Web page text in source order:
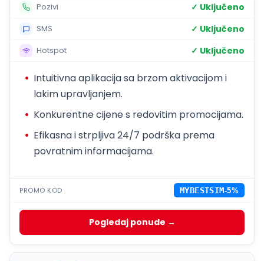
Pozivi ✓ Uključeno
SMS ✓ Uključeno
Hotspot ✓ Uključeno
Intuitivna aplikacija sa brzom aktivacijom i
lakim upravljanjem.
Konkurentne cijene s redovitim promocijama.
Efikasna i strpljiva 24/7 podrška prema
povratnim informacijama.
PROMO KOD MYBESTSIM-5%
Pogledaj ponude →